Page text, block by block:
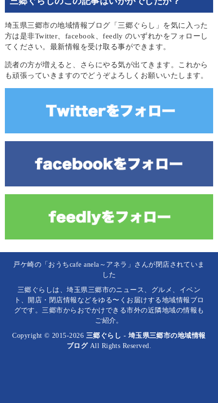
埼玉県三郷市の地域情報ブログ「三郷ぐらし」を気に入った
方は是非Twitter、facebook、feedly のいずれかをフォローし
てください。最新情報を受け取る事ができます。
読者の方が増えると、さらにやる気が出てきます。これから
も頑張っていきますのでどうぞよろしくお願いいたします。
戸ケ崎の「おうちcafe anela～アネラ」さんが閉店されていま
した
三郷ぐらしは、埼玉県三郷市のニュース、グルメ、イベン
ト、開店・閉店情報などをゆる〜くお届けする地域情報ブロ
グです。三郷市からおでかけできる市外の近隣地域の情報も
ご紹介。
Copyright © 2015-2026 三郷ぐらし - 埼玉県三郷市の地域情報
ブログAll Rights Reserved.